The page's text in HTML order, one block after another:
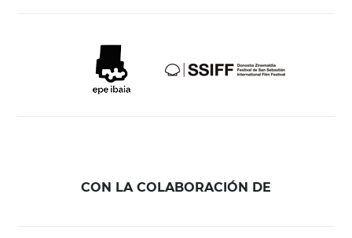
CON LA COLABORACIÓN DE